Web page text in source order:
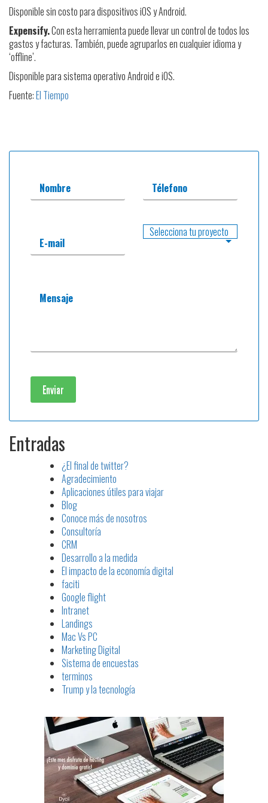
Disponible sin costo para dispositivos iOS y Android.
Expensify.Con esta herramienta puede llevar un control de todos los
gastos y facturas. También, puede agruparlos en cualquier idioma y
‘offline’.
Disponible para sistema operativo Android e iOS.
Fuente:El Tiempo
Nombre Télefono
E-mail
Mensaje
Entradas
¿El final de twitter?
Agradecimiento
Aplicaciones útiles para viajar
Blog
Conoce más de nosotros
Consultoría
CRM
Desarrollo a la medida
El impacto de la economía digital
faciti
Google flight
Intranet
Landings
Mac Vs PC
Marketing Digital
Sistema de encuestas
terminos
Trump y la tecnología